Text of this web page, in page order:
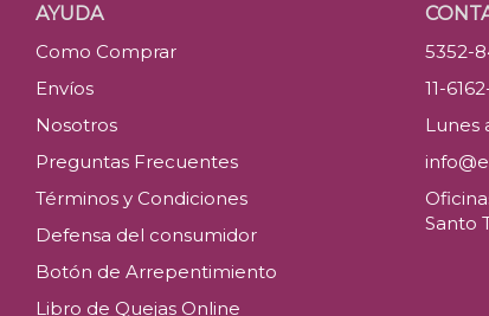
AYUDA
Como Comprar
Envíos
Nosotros
Preguntas Frecuentes
Términos y Condiciones
Defensa del consumidor
Botón de Arrepentimiento
Libro de Quejas Online
5352-
11-
Lunes
Santo